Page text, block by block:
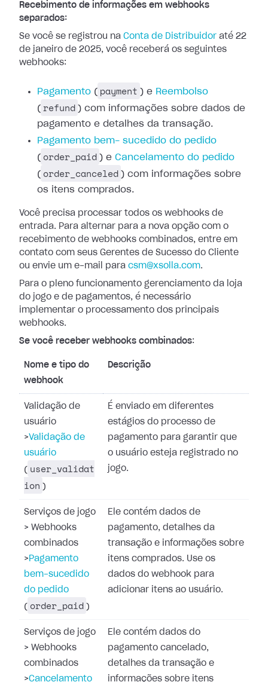
Recebimento de informações em webhooks
separados:
Se você se registrou na Conta de Distribuidor até 22
de janeiro de 2025, você receberá os seguintes
webhooks:
Pagamento ( payment ) e Reembolso
( refund ) com informações sobre dados de
pagamento e detalhes da transação.
Pagamento bem- sucedido do pedido
( order_paid ) e Cancelamento do pedido
( order_canceled ) com informações sobre
os itens comprados.
Você precisa processar todos os webhooks de
entrada. Para alternar para a nova opção com o
recebimento de webhooks combinados, entre em
contato com seus Gerentes de Sucesso do Cliente
ou envie um e-mail para csm@xsolla.com.
Para o pleno funcionamento gerenciamento da loja
do jogo e de pagamentos, é necessário
implementar o processamento dos principais
webhooks.
Se você receber webhooks combinados:
Nome e tipo do
webhook
Descrição
Validação de
usuário
>Validação de
usuário
( user_validat
ion )
É enviado em diferentes
estágios do processo de
pagamento para garantir que
o usuário esteja registrado no
jogo.
Serviços de jogo
> Webhooks
combinados
> Pagamento
bem-sucedido
do pedido
( order_paid )
Ele contém dados de
pagamento, detalhes da
transação e informações sobre
itens comprados. Use os
dados do webhook para
adicionar itens ao usuário.
Serviços de jogo
> Webhooks
combinados
>Cancelamento
Ele contém dados do
pagamento cancelado,
detalhes da transação e
informações sobre itens